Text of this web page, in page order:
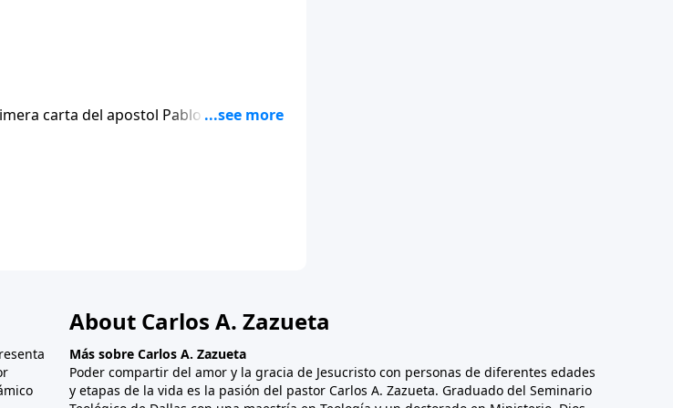
carta del apostol Pablo a los
mas apasionado de toda su carta.
About Carlos A. Zazueta
Más sobre Carlos A. Zazueta
Poder compartir del amor y la gracia de Jesucristo con personas de diferentes edades
y etapas de la vida es la pasión del pastor Carlos A. Zazueta. Graduado del Seminario